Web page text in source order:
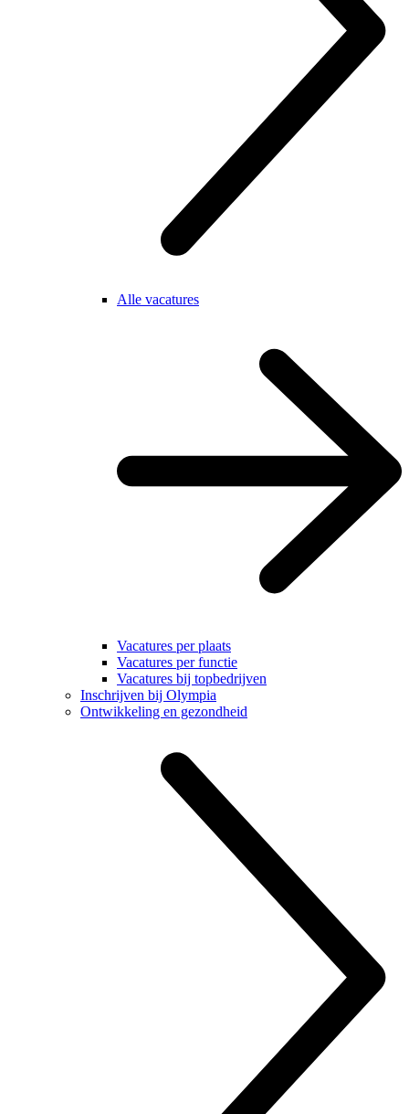
Alle vacatures
Vacatures per plaats
Vacatures per functie
Vacatures bij topbedrijven
Inschrijven bij Olympia
Ontwikkeling en gezondheid